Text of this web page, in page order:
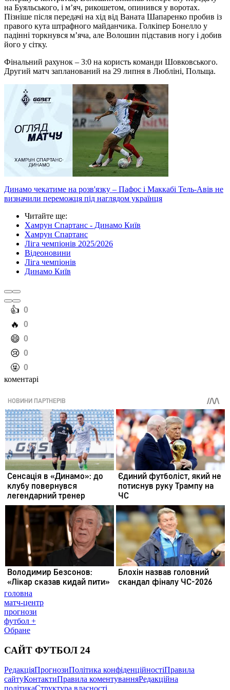
на Буяльського, і м’яч, рикошетом, опинився у воротах.
Пізніше після передачі на хід від Ваната Шапаренко пробив із
правого кута штрафного майданчика. Голкіпер Бонелло у
падінні торкнувся м’яча, але Волошин підставив ногу і добив
його у сітку.
Фінальний рахунок – 3:0 на користь команди Шовковського.
Другий матч запланований на 29 липня в Любліні, Польща.
Динамо чекатиме на розв'язку – Пафос і Маккабі Тель-Авів не
визначили переможця під наглядом українця
Читайте ще:
Хамрун Спартанс - Динамо Київ
Хамрун Спартанс
Ліга чемпіонів 2025/2026
Відеоновини
Ліга чемпіонів
Динамо Київ
️👍 0
️🔥 0
️😄 0
️😢 0
️🤬 0
коментарі
головна
матч-центр
прогнози
футбол +
Обране
САЙТ ФУТБОЛ 24
РедакціяПрогнозиПолітика конфіденційностіПравила
сайтуКонтактиПравила коментуванняРедакційна